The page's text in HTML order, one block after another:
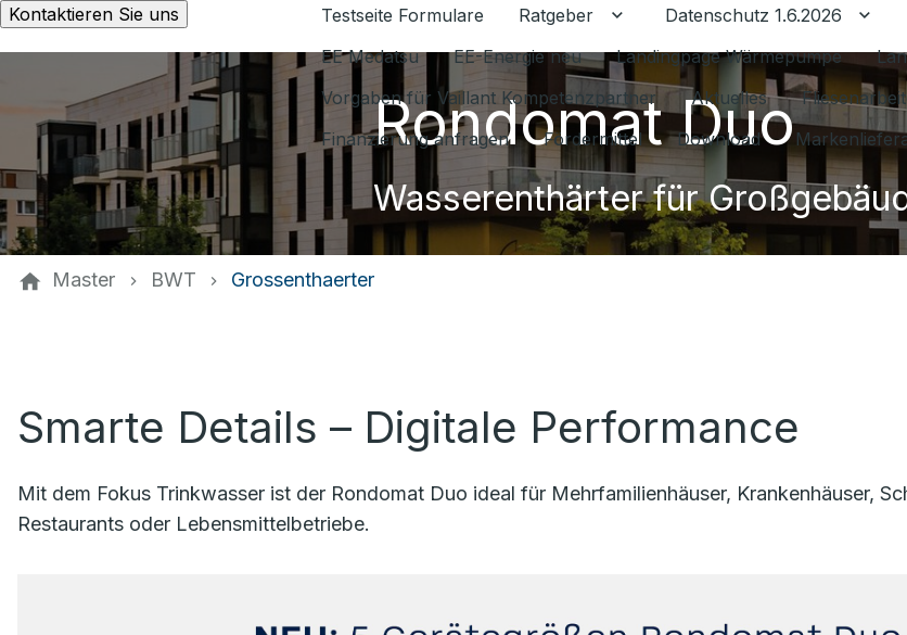
Kontaktieren Sie uns Testseite Formulare Ratgeber Untermenü für Ratgeber
Datenschutz 1.6.2026
EE Medatsu
EE-Energie neu Landingpage Wärmepumpe
Vorgaben für Vaillant Kompetenzpartner
Aktuelles
Finanzierung anfragen
Fördermittel Download
Rondomat Duo
Wasserenthärter für
Master BWT Grossenthaerter
Smarte Details – Digitale Performance
Mit dem Fokus Trinkwasser ist der Rondomat Duo ideal für Mehrfamilienhäuser, Krankenhäuser,
Restaurants oder Lebensmittelbetriebe.